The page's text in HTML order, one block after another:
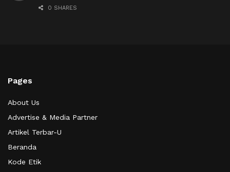
0 SHARES
Pages
About Us
Advertise & Media Partner
Artikel Terbar-U
Beranda
Kode Etik